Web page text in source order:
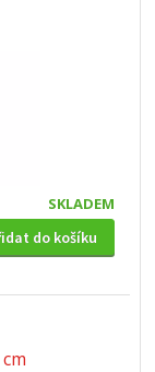
SKLADEM
do košíku